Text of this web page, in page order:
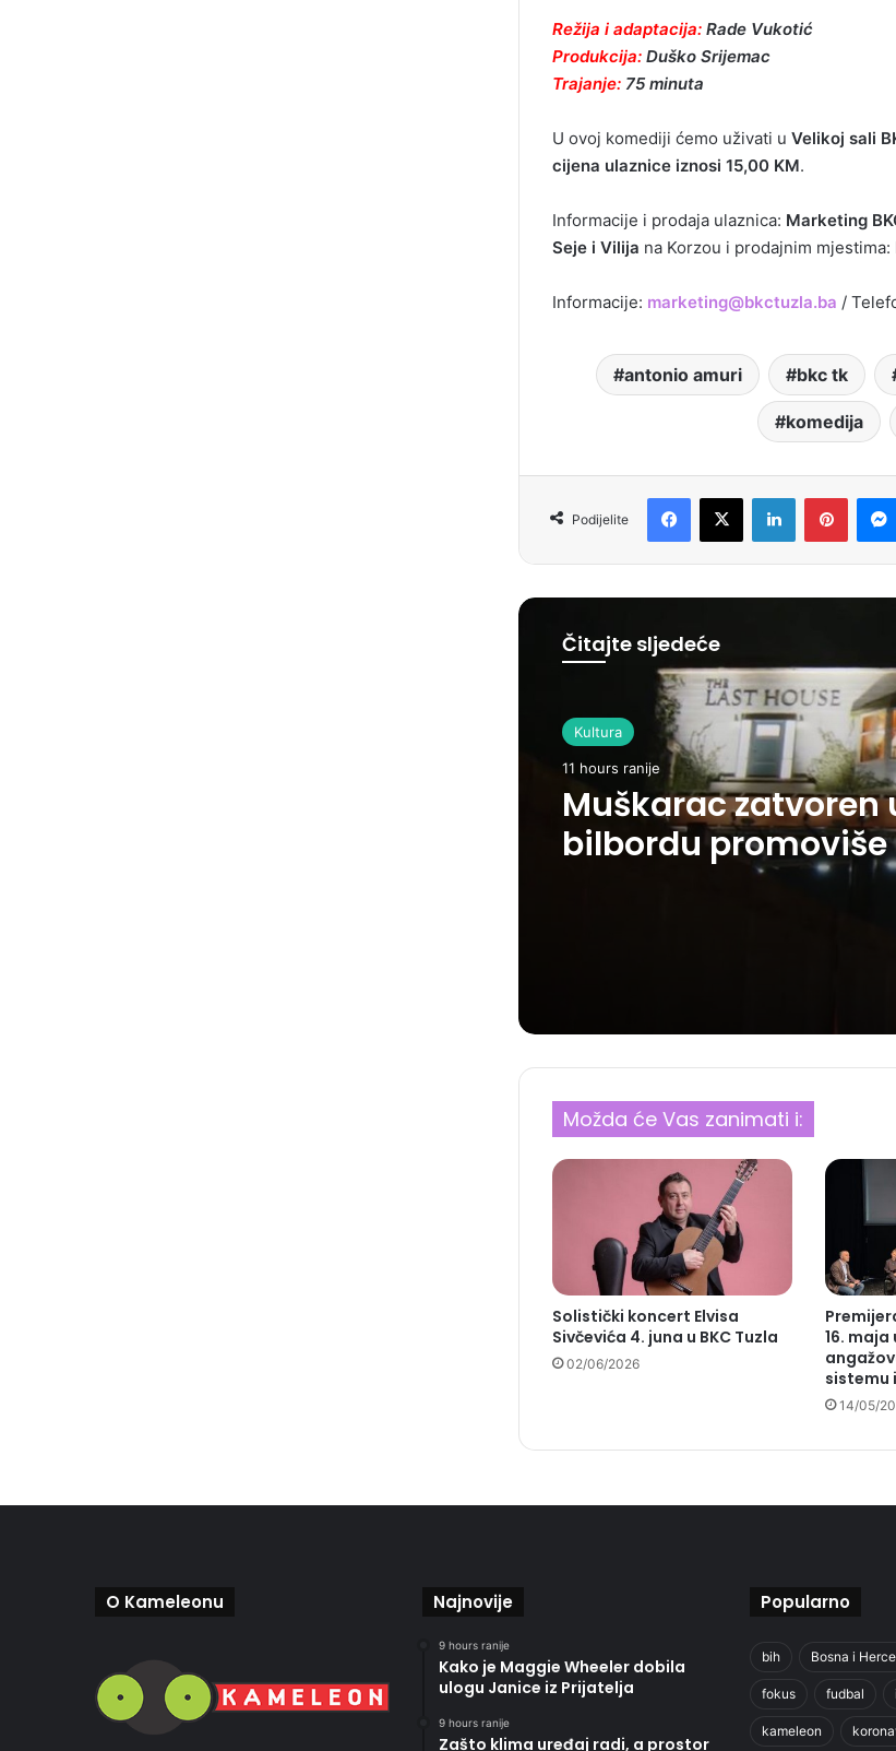
Režija i adaptacija: Rade Vukotić
Produkcija: Duško Srijemac
Trajanje: 75 minuta
U ovoj komediji ćemo uživati u Velikoj sali
cijena ulaznice iznosi 15,00 KM.
Informacije i prodaja ulaznica: Marketing
Seje i Vilija na Korzou i prodajnim mjestima:
Informacije: marketing@bkctuzla.ba /
antonio amuri bkc tk
komedija
Podijelite
Čitajte sljedeće
Kultura
11 hours ranije
Muškarac zatvoren
bilbordu
Možda će Vas zanimati i:
Solistički koncert Elvisa
Sivčevića 4. juna u BKC Tuzla
02/06/2026
16. maja
sistemu
14/05/
O Kameleonu Najnovije
9 hours ranije
Kako je Maggie Wheeler dobila
ulogu Janice iz Prijatelja
9 hours ranije
Zašto klima uređaj radi, a prostor
Popularno
bih Bosna i
fokus fudbal
kameleon